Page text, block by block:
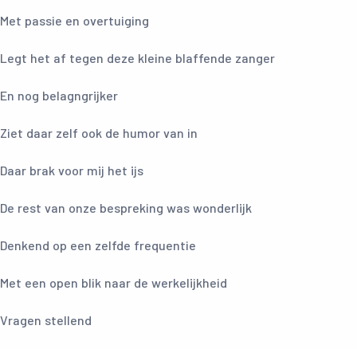
Met passie en overtuiging
Legt het af tegen deze kleine blaffende zanger
En nog belagngrijker
Ziet daar zelf ook de humor van in
Daar brak voor mij het ijs
De rest van onze bespreking was wonderlijk
Denkend op een zelfde frequentie
Met een open blik naar de werkelijkheid
Vragen stellend